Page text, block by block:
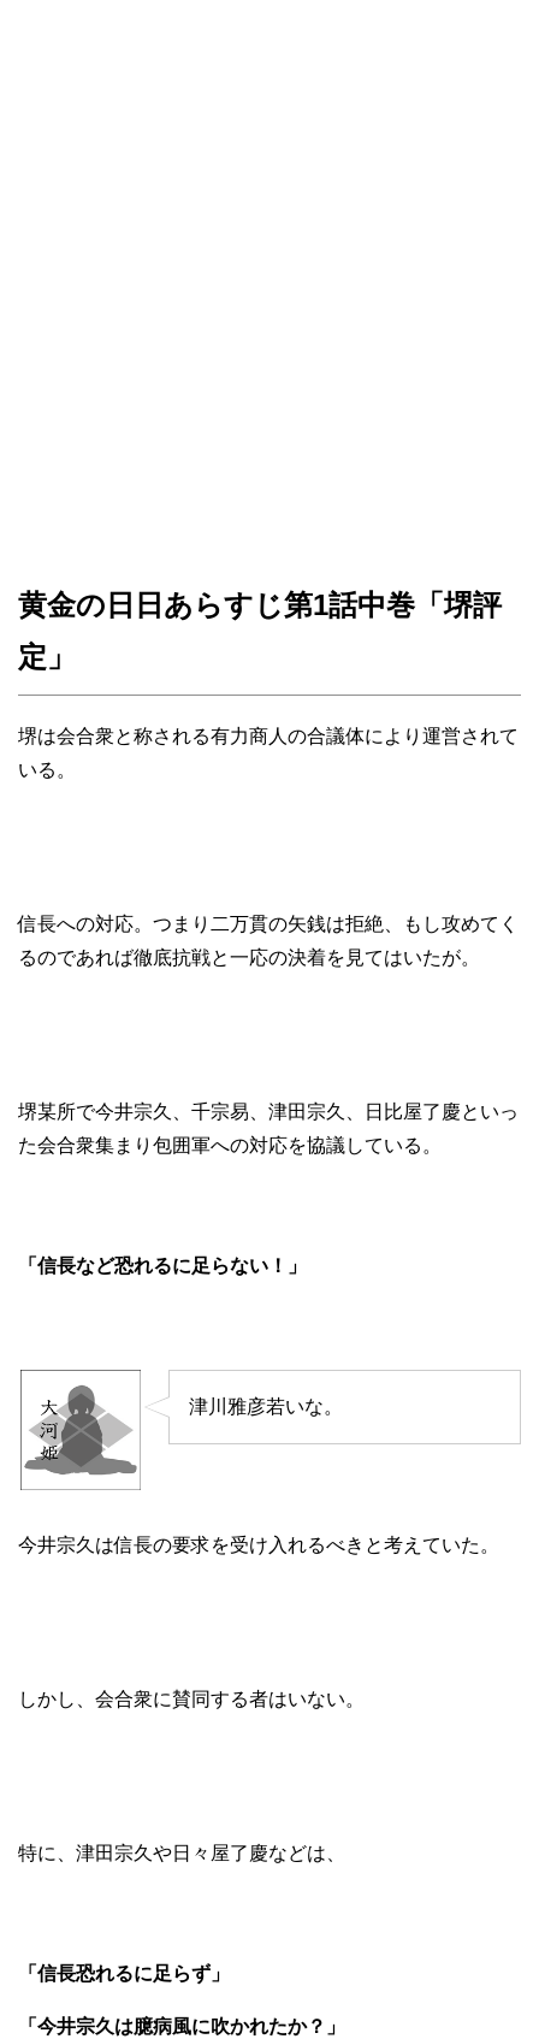
黄金の日日あらすじ第1話中巻「堺評
定」
堺は会合衆と称される有力商人の合議体により運営されて
いる。
信長への対応。つまり二万貫の矢銭は拒絶、もし攻めてく
るのであれば徹底抗戦と一応の決着を見てはいたが。
堺某所で今井宗久、千宗易、津田宗久、日比屋了慶といっ
た会合衆集まり包囲軍への対応を協議している。
「信長など恐れるに足らない！」
津川雅彦若いな。
今井宗久は信長の要求を受け入れるべきと考えていた。
しかし、会合衆に賛同する者はいない。
特に、津田宗久や日々屋了慶などは、
「信長恐れるに足らず」
「今井宗久は臆病風に吹かれたか？」